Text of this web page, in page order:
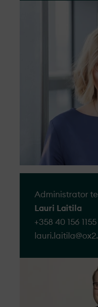
nemulțumirii făcute
construcția,
Oricine are dreptul
reclamație și vom
ca toate
fie tratate cu
Administrator
Lauri Laitila
+358 40 156 1155